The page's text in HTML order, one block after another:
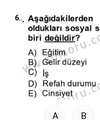
6.
A B